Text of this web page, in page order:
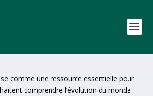
comme une ressource essentielle pour
comprendre l’évolution du monde